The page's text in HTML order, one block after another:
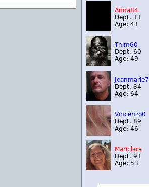
Anna84
Dept. 11
Age: 41
Thim60
Dept. 60
Age: 49
Jeanmarie7
Dept. 34
Age: 64
Vincenzo0
Dept. 89
Age: 46
Mariclara
Dept. 91
Age: 53